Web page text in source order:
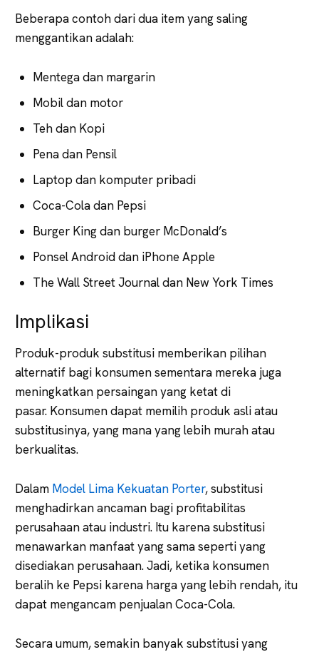
Beberapa contoh dari dua item yang saling
menggantikan adalah:
Mentega dan margarin
Mobil dan motor
Teh dan Kopi
Pena dan Pensil
Laptop dan komputer pribadi
Coca-Cola dan Pepsi
Burger King dan burger McDonald’s
Ponsel Android dan iPhone Apple
The Wall Street Journal dan New York Times
Implikasi
Produk-produk substitusi memberikan pilihan
alternatif bagi konsumen sementara mereka juga
meningkatkan persaingan yang ketat di
pasar. Konsumen dapat memilih produk asli atau
substitusinya, yang mana yang lebih murah atau
berkualitas.
Dalam Model Lima Kekuatan Porter, substitusi
menghadirkan ancaman bagi profitabilitas
perusahaan atau industri. Itu karena substitusi
menawarkan manfaat yang sama seperti yang
disediakan perusahaan. Jadi, ketika konsumen
beralih ke Pepsi karena harga yang lebih rendah, itu
dapat mengancam penjualan Coca-Cola.
Secara umum, semakin banyak substitusi yang